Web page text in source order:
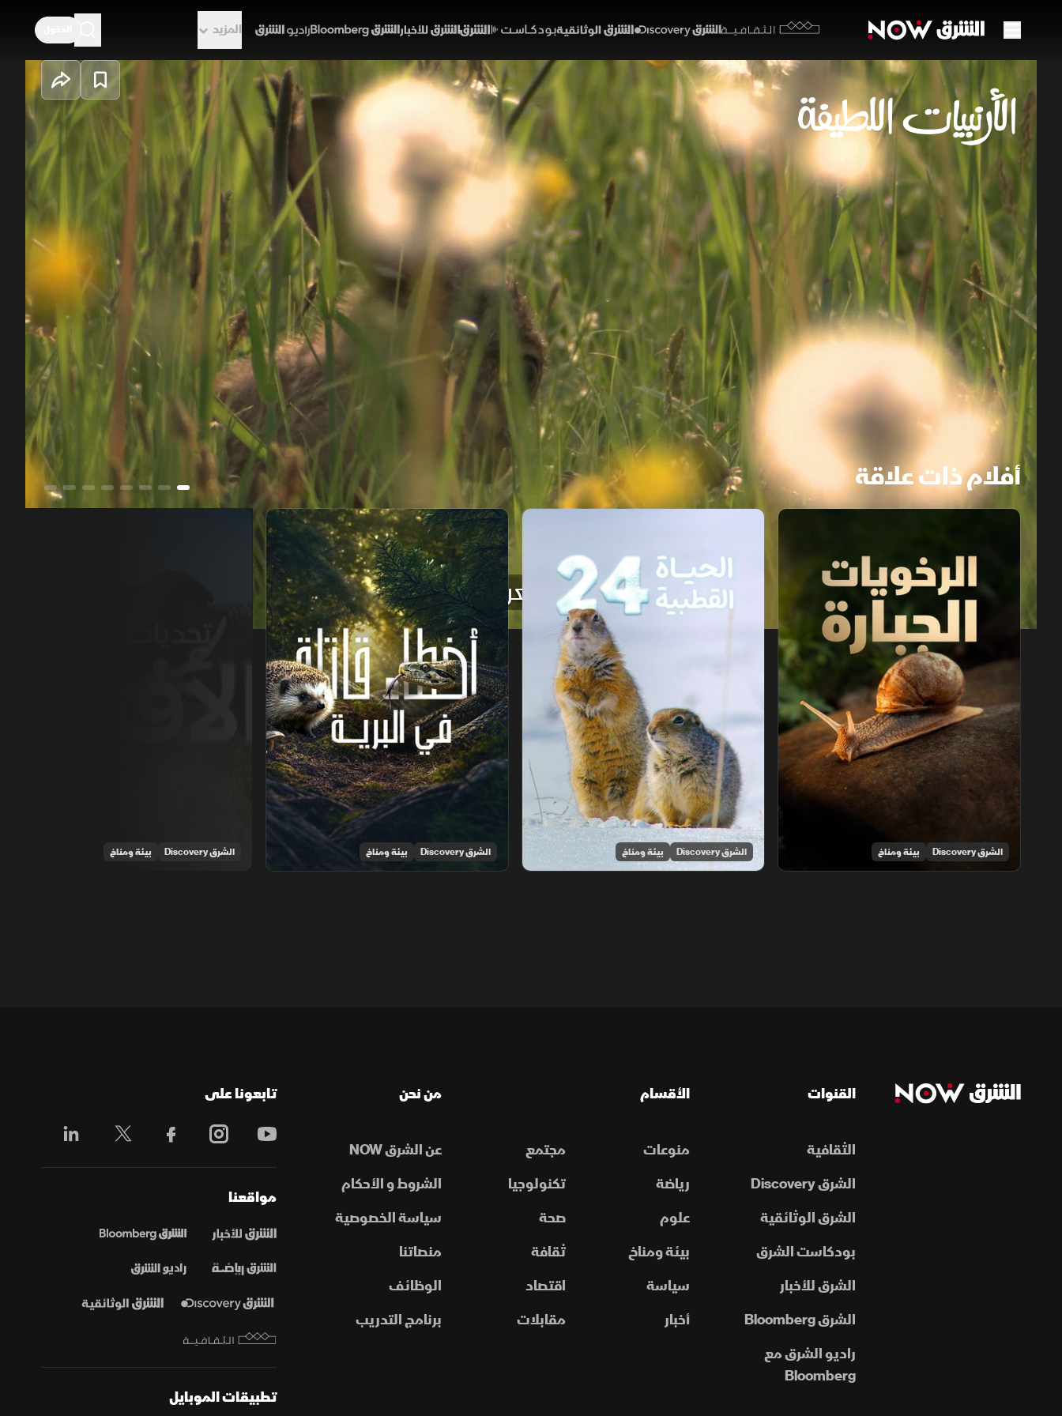
الثقافية
المزيد
1x auto
الأرنبيات اللطيفة
بيئة ومناخ
قد لا يعرف الكثيرون اسم الأرنبيات، لكنهم يعرفون شخصياتها الشهيرة مثل بيتر رابيت وباغز باني وثامبر. تضم
هذه العائلة الأرانب والأرانب البرية والبيكا، وتتكيف مع البيئات القاسية من التندرا الجليدية إلى الصحارى الحارة.
تلعب الأرنبيات دورا مهما في توازن النظم البيئية وتنوع الحياة البرية حول العالم.
الحياة البرية والطبيعة ديسكفري
أفلام ذات علاقة
الرخويات الجبارة
الشرق Discovery بيئة ومناخ
24 ساعة في الحياة القطبية
الشرق Discovery بيئة ومناخ
أخطاء قاتلة في البرية
الشرق Discovery بيئة ومناخ الشرق Discovery بيئة ومناخ
القنوات
الثقافية
الشرق Discovery
الشرق الوثائقية
بودكاست الشرق
الشرق للأخبار
الشرق Bloomberg
راديو الشرق مع
Bloomberg
الأقسام
منوعات
مجتمع
رياضة
تكنولوجيا
علوم
صحة
بيئة ومناخ
ثقافة
سياسة
اقتصاد
أخبار
مقابلات
من نحن
عن الشرق NOW
الشروط و الأحكام
سياسة الخصوصية
منصاتنا
الوظائف
برنامج التدريب
تابعونا على
مواقعنا
تطبيقات الموبايل